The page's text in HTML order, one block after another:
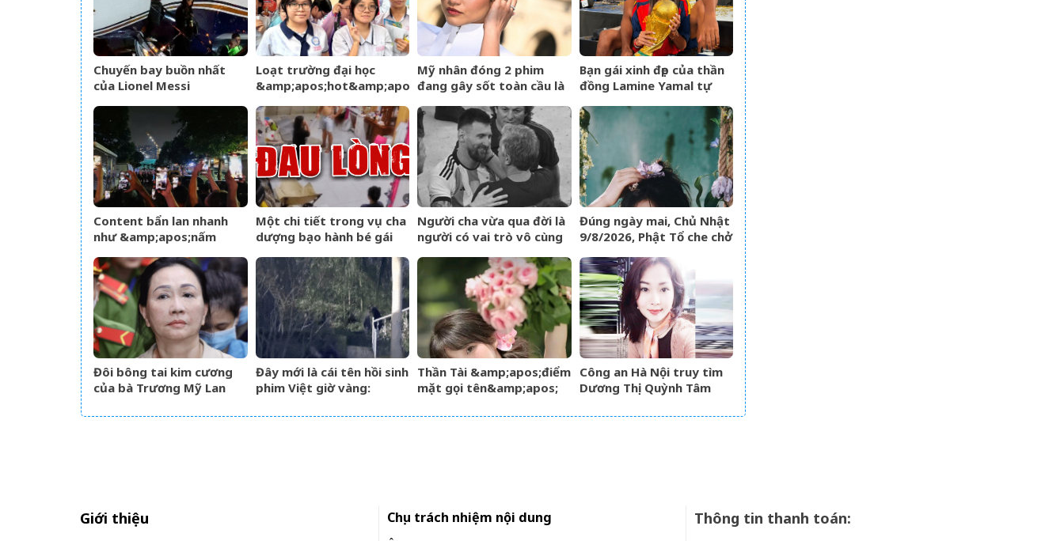
Chuyến bay buồn nhất
của Lionel Messi
Loạt trường đại học
&amp;apos;hot&amp;apos;
nay, thí sinh hồi hộp chờ
kết quả
Mỹ nhân đóng 2 phim
đang gây sốt toàn cầu là
&amp;apos;Người
Nhện&amp;apos;
Bạn gái xinh đẹp của thần
đồng Lamine Yamal tự
khoẻ đáng lo
Content bẩn lan nhanh
như &amp;apos;nấm
nhiệm của người dùng
mạng?
Một chi tiết trong vụ cha
dượng bạo hành bé gái
tôi xót xa: Đây có lẽ là
điều khiến con đau lòng
nhất
Người cha vừa qua đời là
người có vai trò vô cùng
đại của Messi
Đúng ngày mai, Chủ Nhật
9/8/2026, Phật Tổ che chở
&amp;apos;đạp trúng mỏ
vàng&amp;apos;, sự
nghiệp vượng phát
Đôi bông tai kim cương
của bà Trương Mỹ Lan
đồng
Đây mới là cái tên hồi sinh
phim Việt giờ vàng:
nhà đài đút túi 3 tỷ mỗi
Thần Tài &amp;apos;điểm
mặt gọi tên&amp;apos;
giáp lộc nhiều hơn sông,
Công an Hà Nội truy tìm
Dương Thị Quỳnh Tâm
Giới thiệu Chịu trách nhiệm nội dung Thông tin thanh toán: